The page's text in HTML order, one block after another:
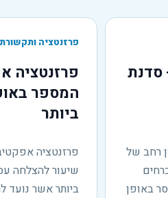
סדנת
רחב של
באופן
פרזנטציה ותקשורת
פרזנטציה
המספר
ביותר
פרזנטציה
שיעור להצלחה
ביותר אשר נועד